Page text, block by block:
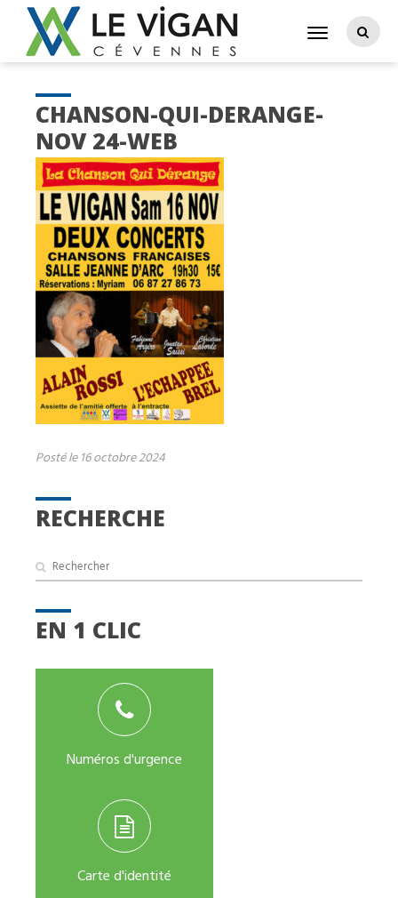
RECHERCHE
EN 1 CLIC
Numéros d'urgence
Carte d'identité
CHANSON-QUI-DERANGE-
NOV 24-WEB
Posté le 16 octobre 2024